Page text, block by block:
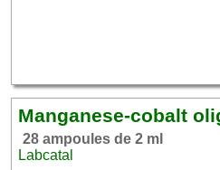
Manganese-cobalt
28 ampoules de 2 ml
Labcatal